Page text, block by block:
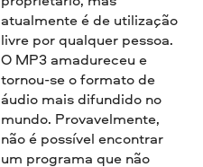
atualmente é de utilização
livre por qualquer pessoa.
O MP3 amadureceu e
tornou-se o formato de
áudio mais difundido no
mundo. Provavelmente,
não é possível encontrar
um programa que não